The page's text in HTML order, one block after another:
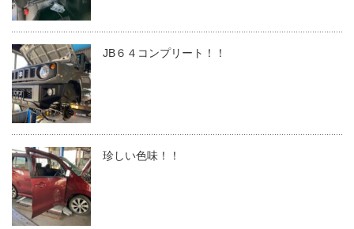
JB６４コンプリート！！
珍しい色味！！